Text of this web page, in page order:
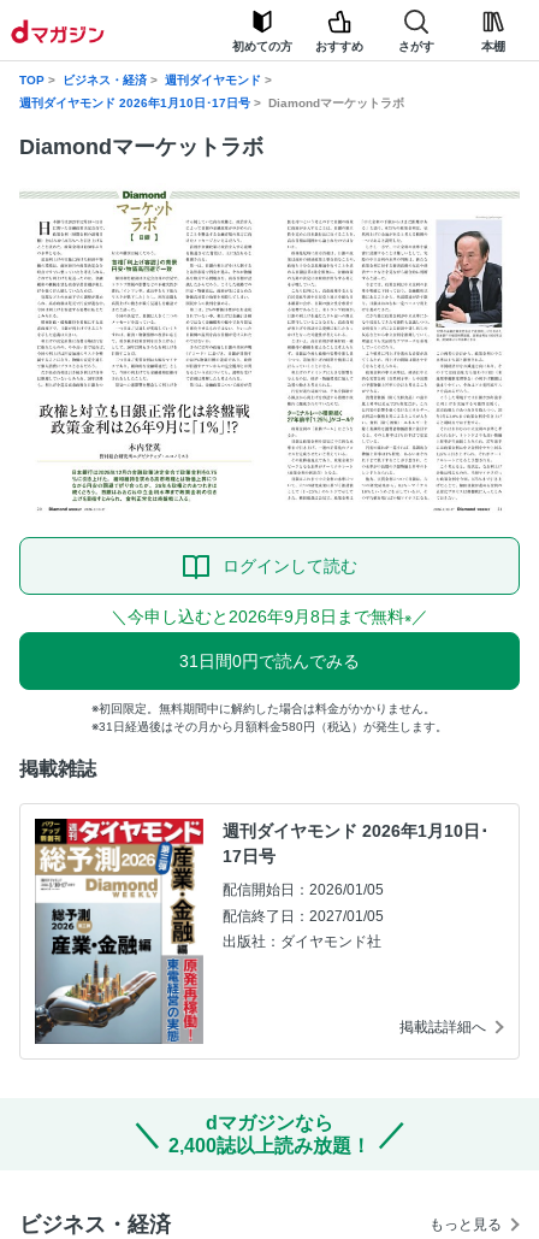
初めての方 おすすめ さがす 本棚
TOP ビジネス・経済
週刊ダイヤモンド
週刊ダイヤモンド 2026年1月10日･17日号
Diamondマーケットラボ
Diamondマーケットラボ
ログインして読む
＼今申し込むと2026年9月8日まで無料※ ／
31日間0円で読んでみる
初回限定。無料期間中に解約した場合は料金がかかりません。
31日経過後はその月から月額料金580円（税込）が発生します。
掲載雑誌
週刊ダイヤモンド 2026年1月10日･
17日号
配信開始日：2026/01/05
配信終了日：2027/01/05
出版社：ダイヤモンド社
掲載誌詳細へ
dマガジンなら
2,400誌以上読み放題！
ビジネス・経済 もっと見る